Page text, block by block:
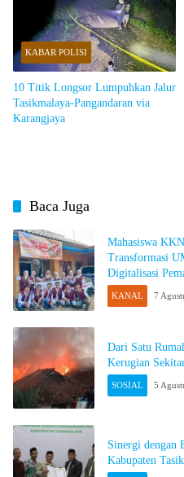
KABAR POLISI
10 Titik Longsor Lumpuhkan Jalur
Tasikmalaya-Pangandaran via
Karangjaya
Baca Juga
Mahasiswa
Transformasi
Digitalisasi
KANAL 7
Dari Satu
Kerugian
SOSIAL 5
Sinergi dengan
Kabupaten